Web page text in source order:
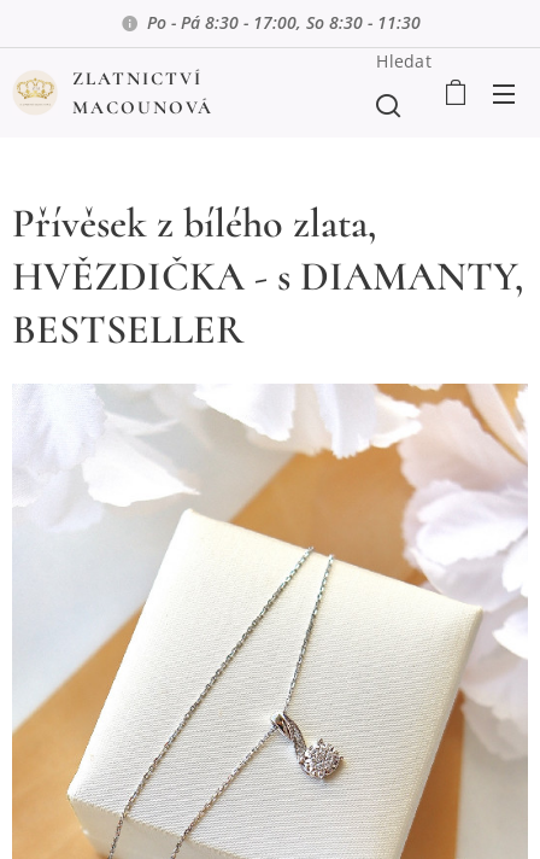
Po - Pá 8:30 - 17:00, So 8:30 - 11:30
ZLATNICTVÍ
MACOUNOVÁ
Hledat
Přívěsek z bílého zlata,
HVĚZDIČKA - s DIAMANTY,
BESTSELLER